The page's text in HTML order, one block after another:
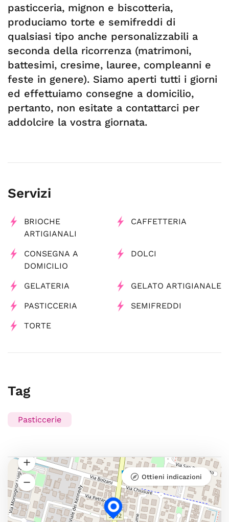
pasticceria, mignon e biscotteria,
produciamo torte e semifreddi di
qualsiasi tipo anche personalizzabili a
seconda della ricorrenza (matrimoni,
battesimi, cresime, lauree, compleanni e
feste in genere). Siamo aperti tutti i giorni
ed effettuiamo consegne a domicilio,
pertanto, non esitate a contattarci per
addolcire la vostra giornata.
Servizi
BRIOCHE
ARTIGIANALI
CAFFETTERIA
CONSEGNA A
DOMICILIO
DOLCI
GELATERIA GELATO ARTIGIANALE
PASTICCERIA SEMIFREDDI
TORTE
Tag
Pasticcerie
Ottieni indicazioni